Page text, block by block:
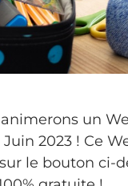
animerons un
2023 ! Ce
le bouton ci-